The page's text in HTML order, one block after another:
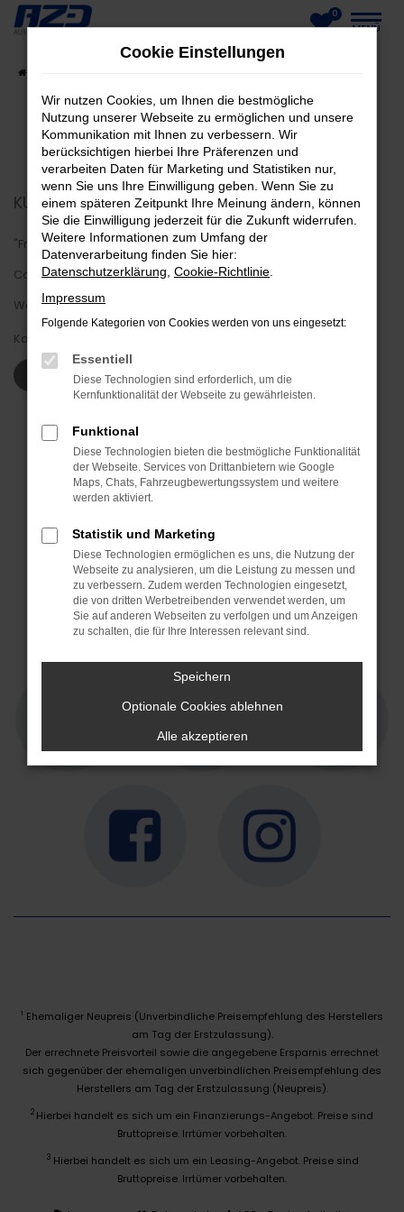
Zum
springen
0
MENÜ
KUNDENMEINUNGEN
"Freundlich und hilfsbereit. Schnelle Abwicklung trotz
Coronaproblem. Firma macht einen sehr guten Eindruck was
Werkstatt, Hof und Büros angeht."
Karsten Z.
WEITERE KUNDENSTIMMEN LESEN
4,3 von 5
4,7 von 5
15 Jahre Partner!
1 Ehemaliger Neupreis (Unverbindliche Preisempfehlung des Herstellers
am Tag der Erstzulassung).
Der errechnete Preisvorteil sowie die angegebene Ersparnis errechnet
sich gegenüber der ehemaligen unverbindlichen Preisempfehlung des
Herstellers am Tag der Erstzulassung (Neupreis).
2 Hierbei handelt es sich um ein Finanzierungs-Angebot. Preise sind
Bruttopreise. Irrtümer vorbehalten.
3 Hierbei handelt es sich um ein Leasing-Angebot. Preise sind
Bruttopreise. Irrtümer vorbehalten.
Cookie Einstellungen
Wir nutzen Cookies, um Ihnen die bestmögliche
Nutzung unserer Webseite zu ermöglichen und unsere
Kommunikation mit Ihnen zu verbessern. Wir
berücksichtigen hierbei Ihre Präferenzen und
verarbeiten Daten für Marketing und Statistiken nur,
wenn Sie uns Ihre Einwilligung geben. Wenn Sie zu
einem späteren Zeitpunkt Ihre Meinung ändern, können
Sie die Einwilligung jederzeit für die Zukunft widerrufen.
Weitere Informationen zum Umfang der
Datenverarbeitung finden Sie hier:
Datenschutzerklärung Cookie-Richtlinie
Impressum
Folgende Kategorien von Cookies werden von uns eingesetzt:
Essentiell
Diese Technologien sind erforderlich, um die
Kernfunktionalität der Webseite zu gewährleisten.
Funktional
Diese Technologien bieten die bestmögliche Funktionalität
der Webseite. Services von Drittanbietern wie Google
Maps, Chats, Fahrzeugbewertungssystem und weitere
werden aktiviert.
Statistik und Marketing
Diese Technologien ermöglichen es uns, die Nutzung der
Webseite zu analysieren, um die Leistung zu messen und
zu verbessern. Zudem werden Technologien eingesetzt,
die von dritten Werbetreibenden verwendet werden, um
Sie auf anderen Webseiten zu verfolgen und um Anzeigen
zu schalten, die für Ihre Interessen relevant sind.
Speichern
Optionale Cookies ablehnen
Alle akzeptieren